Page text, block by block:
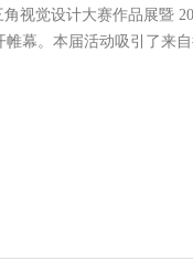
视觉设计大赛作品展暨
幕。本届活动吸引了来